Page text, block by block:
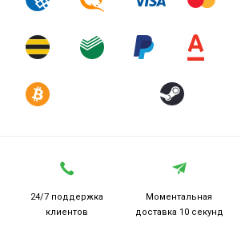
24/7 поддержка
клиентов
Моментальная
доставка 10 секунд